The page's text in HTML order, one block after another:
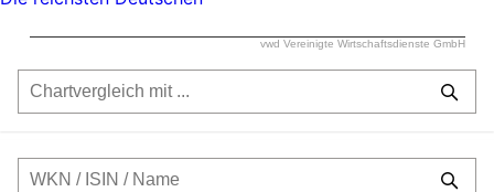
vwd Vereinigte Wirtschaftsdienste GmbH